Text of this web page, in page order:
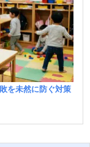
を未然に防ぐ対策